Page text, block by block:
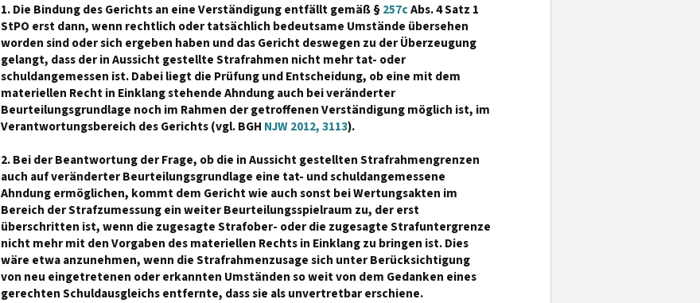
1. Die Bindung des Gerichts an eine Verständigung entfällt gemäß §257cAbs. 4 Satz 1
StPO erst dann, wenn rechtlich oder tatsächlich bedeutsame Umstände übersehen
worden sind oder sich ergeben haben und das Gericht deswegen zu der Überzeugung
gelangt, dass der in Aussicht gestellte Strafrahmen nicht mehr tat- oder
schuldangemessen ist. Dabei liegt die Prüfung und Entscheidung, ob eine mit dem
materiellen Recht in Einklang stehende Ahndung auch bei veränderter
Beurteilungsgrundlage noch im Rahmen der getroffenen Verständigung möglich ist, im
Verantwortungsbereich des Gerichts (vgl. BGH NJW 2012, 3113).
2. Bei der Beantwortung der Frage, ob die in Aussicht gestellten Strafrahmengrenzen
auch auf veränderter Beurteilungsgrundlage eine tat- und schuldangemessene
Ahndung ermöglichen, kommt dem Gericht wie auch sonst bei Wertungsakten im
Bereich der Strafzumessung ein weiter Beurteilungsspielraum zu, der erst
überschritten ist, wenn die zugesagte Strafober- oder die zugesagte Strafuntergrenze
nicht mehr mit den Vorgaben des materiellen Rechts in Einklang zu bringen ist. Dies
wäre etwa anzunehmen, wenn die Strafrahmenzusage sich unter Berücksichtigung
von neu eingetretenen oder erkannten Umständen so weit von dem Gedanken eines
gerechten Schuldausgleichs entfernte, dass sie als unvertretbar erschiene.